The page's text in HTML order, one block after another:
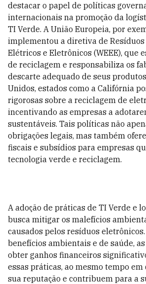
destacar o papel de políticas
internacionais na promoção da
TI Verde. A União Europeia, por
implementou a diretiva de
Elétricos e Eletrônicos (WEEE), que
de reciclagem e responsabiliza os
descarte adequado de seus
Unidos, estados como a Califórnia
rigorosas sobre a reciclagem de
incentivando as empresas a
sustentáveis. Tais políticas não
obrigações legais, mas também
fiscais e subsídios para empresas
tecnologia verde e reciclagem.
A adoção de práticas de TI Verde e
busca mitigar os malefícios
causados pelos resíduos
benefícios ambientais e de saúde,
obter ganhos financeiros
essas práticas, ao mesmo tempo
sua reputação e contribuem para a